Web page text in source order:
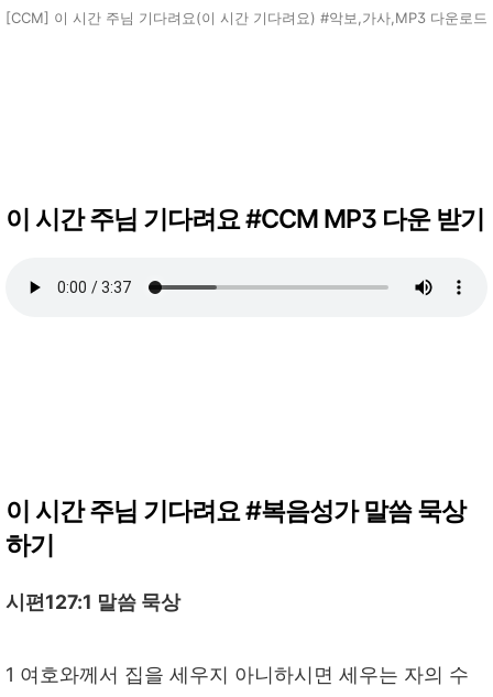
[CCM] 이 시간 주님 기다려요(이 시간 기다려요) #악보,가사,MP3 다운로드
이 시간 주님 기다려요 #CCM MP3 다운 받기
이 시간 주님 기다려요 #복음성가 말씀 묵상
하기
시편127:1 말씀 묵상
1 여호와께서 집을 세우지 아니하시면 세우는 자의 수